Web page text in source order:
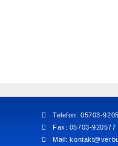
Telefon: 05703-
Fax: 05703-920577
Mail: